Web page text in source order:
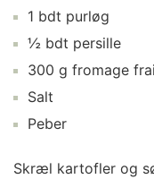
1 bdt purløg
½ bdt persille
300 g fromage
Salt
Peber
Skræl kartofler og